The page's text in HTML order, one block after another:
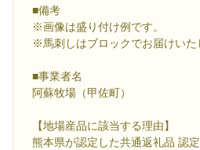
■備考
※画像は盛り付け例です。
※馬刺しはブロックでお届けいた
■事業者名
阿蘇牧場（甲佐町）
【地場産品に該当する理由】
熊本県が認定した共通返礼品 認